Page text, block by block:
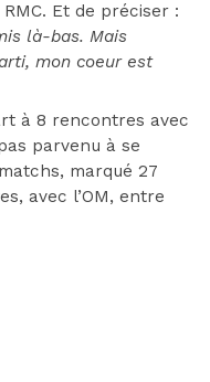
Et de préciser :
là-bas. Mais
mon coeur est
à 8 rencontres avec
parvenu à se
marqué 27
avec l’OM, entre